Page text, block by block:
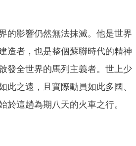
的影響仍然無法抹滅。他是世界
造者，也是整個蘇聯時代的精神
發全世界的馬列主義者。世上少
此之遠，且實際動員如此多國、
於這趟為期八天的火車之行。